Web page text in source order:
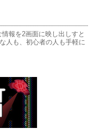
報を2画面に映し出しすと
人も、初心者の人も手軽に